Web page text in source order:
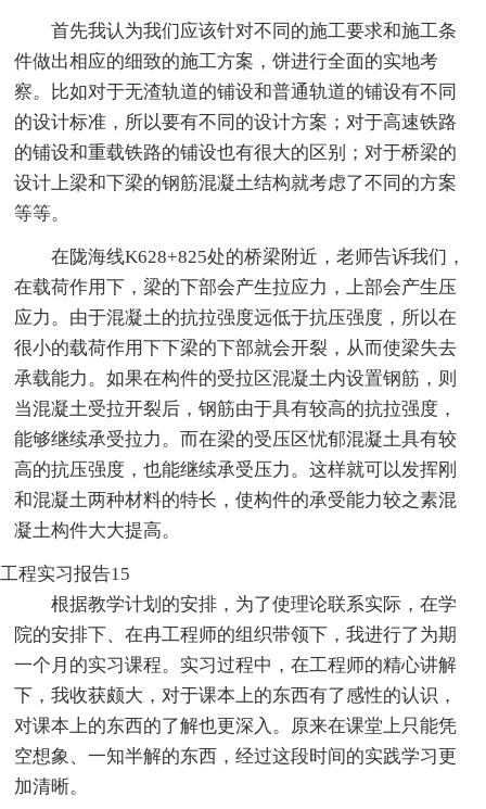
首先我认为我们应该针对不同的施工要求和施工条
件做出相应的细致的施工方案，饼进行全面的实地考
察。比如对于无渣轨道的铺设和普通轨道的铺设有不同
的设计标准，所以要有不同的设计方案；对于高速铁路
的铺设和重载铁路的铺设也有很大的区别；对于桥梁的
设计上梁和下梁的钢筋混凝土结构就考虑了不同的方案
等等。
在陇海线K628+825处的桥梁附近，老师告诉我们，
在载荷作用下，梁的下部会产生拉应力，上部会产生压
应力。由于混凝土的抗拉强度远低于抗压强度，所以在
很小的载荷作用下下梁的下部就会开裂，从而使梁失去
承载能力。如果在构件的受拉区混凝土内设置钢筋，则
当混凝土受拉开裂后，钢筋由于具有较高的抗拉强度，
能够继续承受拉力。而在梁的受压区忧郁混凝土具有较
高的抗压强度，也能继续承受压力。这样就可以发挥刚
和混凝土两种材料的特长，使构件的承受能力较之素混
凝土构件大大提高。
工程实习报告15
根据教学计划的安排，为了使理论联系实际，在学
院的安排下、在冉工程师的组织带领下，我进行了为期
一个月的实习课程。实习过程中，在工程师的精心讲解
下，我收获颇大，对于课本上的东西有了感性的认识，
对课本上的东西的了解也更深入。原来在课堂上只能凭
空想象、一知半解的东西，经过这段时间的实践学习更
加清晰。